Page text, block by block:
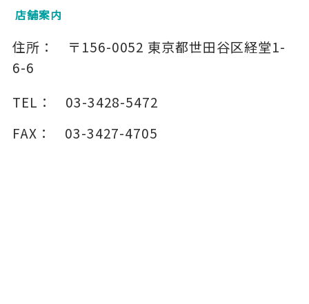
店舗案内
住所： 〒156-0052 東京都世田谷区経堂1-
6-6
TEL：
03-3428-5472
FAX：
03-3427-4705